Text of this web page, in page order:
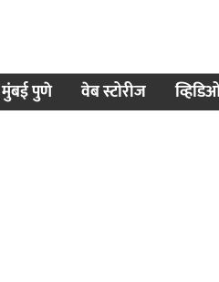
मुंबई पुणे वेब स्टोरीज